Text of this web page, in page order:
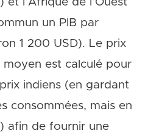
un PIB par
1 200 USD). Le prix
moyen est calculé pour
indiens (en gardant
consommées, mais en
afin de fournir une